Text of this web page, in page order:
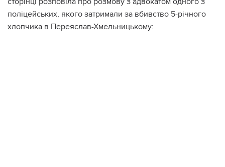
поліцейських, якого затримали за вбивство 5-річного
хлопчика в Переяслав-Хмельницькому: